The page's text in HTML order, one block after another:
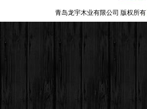
青岛龙宇木业有限公司 版权所有